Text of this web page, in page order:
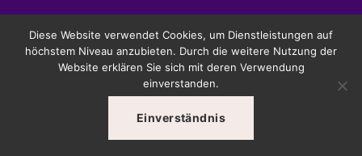
Diese Website verwendet Cookies, um Dienstleistungen auf
höchstem Niveau anzubieten. Durch die weitere Nutzung der
Website erklären Sie sich mit deren Verwendung
einverstanden.
Einverständnis